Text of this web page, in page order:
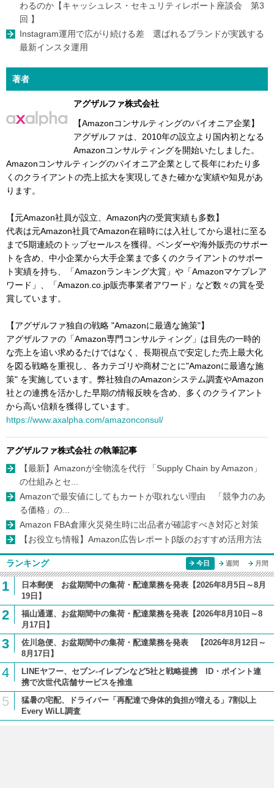
わるのか【キャッシュレス・セキュリティレポート座談会 第3
回 】
Instagram運用で広がり続ける差 選ばれるブランドが実践する
最新インスタ運用
著者
アグザルファ株式会社
【Amazonコンサルティングのパイオニア企業】
アグザルファは、2010年の設立より国内初となる
Amazonコンサルティングを開始いたしました。
Amazonコンサルティングのパイオニア企業として長年にわたり多
くのクライアントの売上拡大を実現してきた確かな実績や知見があ
ります。
【元Amazon社員が設立、Amazon内の受賞実績も多数】
代表は元Amazon社員でAmazon在籍時には入社してから退社に至る
まで5期連続のトップセールスを獲得。ベンダーや海外販売のサポー
トを含め、中小企業から大手企業まで多くのクライアントのサポー
ト実績を持ち、「Amazonランキング大賞」や「Amazonマケプレア
ワード」、「Amazon.co.jp販売事業者アワード」など数々の賞を受
賞しています。
【アグザルファ独自の戦略 "Amazonに最適な施策"】
アグザルファの「Amazon専門コンサルティング」は目先の一時的
な売上を追い求めるたけではなく、長期視点で安定した売上最大化
を図る戦略を重視し、各カテゴリや商材ごとに"Amazonに最適な施
策" を実施しています。弊社独自のAmazonシステム調査やAmazon
社との連携を活かした早期の情報反映を含め、多くのクライアント
から高い信頼を獲得しています。
https://www.axalpha.com/amazonconsul/
アグザルファ株式会社 の執筆記事
【最新】Amazonが全物流を代行 「Supply Chain by Amazon」
の仕組みとセ...
Amazonで最安値にしてもカートが取れない理由 「競争力のあ
る価格」の...
Amazon FBA倉庫火災発生時に出品者が確認すべき対応と対策
【お役立ち情報】Amazon広告レポートβ版のおすすめ活用方法
ランキング 今日 週間 月間
1
日本郵便 お盆期間中の集荷・配達業務を発表【2026年8月5日～8月
19日】
2
福山通運、お盆期間中の集荷・配達業務を発表【2026年8月10日～8
月17日】
3
佐川急便、お盆期間中の集荷・配達業務を発表 【2026年8月12日～
8月17日】
4
LINEヤフー、セブン-イレブンなど5社と戦略提携 ID・ポイント連
携で次世代店舗サービスを推進
5
猛暑の宅配、ドライバー「再配達で身体的負担が増える」7割以上
Every WiLL調査